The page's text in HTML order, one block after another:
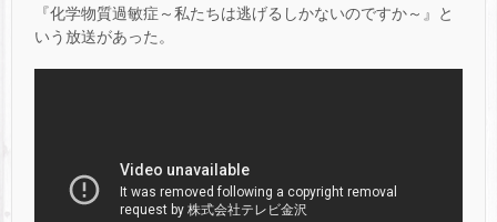
『化学物質過敏症～私たちは逃げるしかないのですか～』と
いう放送があった。